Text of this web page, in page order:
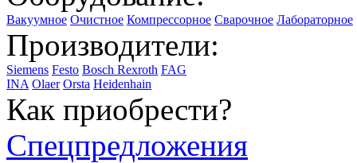
Вакуумное Очистное Компрессорное Сварочное Лабораторное
Производители:
Siemens Festo Bosch Rexroth FAG
INA Olaer Orsta Heidenhain
Как приобрести?
Спецпредложения